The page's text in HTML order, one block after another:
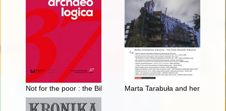
Not for the poor : the Biblia pauperum on medieval and
Marta Tarabuła and her